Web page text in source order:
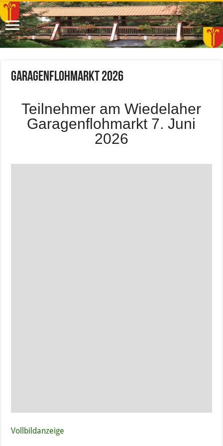
Garagenflohmarkt 2026
Teilnehmer am Wiedelaher
Garagenflohmarkt 7. Juni
2026
Vollbildanzeige